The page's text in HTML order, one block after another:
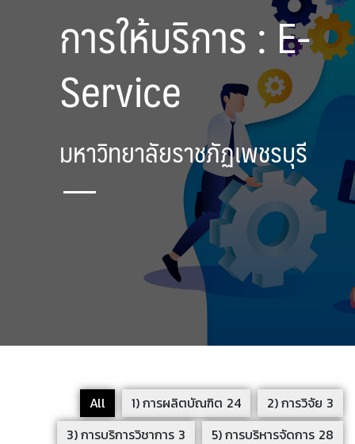
การให้บริการ : E-
Service
มหาวิทยาลัยราชภัฏเพชรบุรี
All 1) การผลิตบัณฑิต 24 2) การวิจัย 3
3) การบริการวิชาการ 3 5) การบริหารจัดการ 28